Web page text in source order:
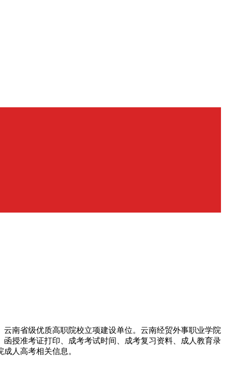
南省级优质高职院校立项建设单位。云南经贸外事职业学院
授准考证打印、成考考试时间、成考复习资料、成人教育录
人高考相关信息。